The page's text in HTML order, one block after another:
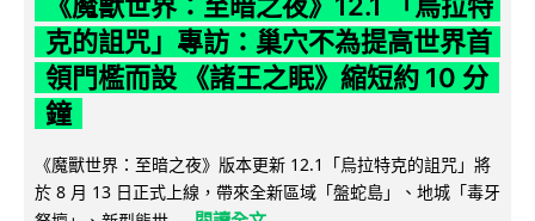
克的詛咒」專訪：巢穴不為提高世界首
領門檻而設 《諸王之眠》縮短約 10 分
鐘
《魔獸世界：至暗之夜》版本更新 12.1「烏拉特克的詛咒」將
於 8 月 13 日正式上線，帶來全新區域「盤蛇島」、地城「毒牙